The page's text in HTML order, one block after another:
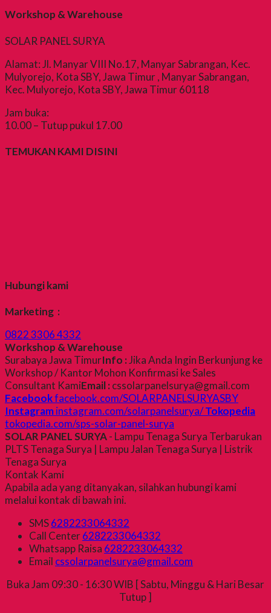
Workshop & Warehouse
SOLAR PANEL SURYA
Alamat: Jl. Manyar VIII No.17, Manyar Sabrangan, Kec.
Mulyorejo, Kota SBY, Jawa Timur , Manyar Sabrangan,
Kec. Mulyorejo, Kota SBY, Jawa Timur 60118
Jam buka:
10.00 – Tutup pukul 17.00
TEMUKAN KAMI DISINI
Hubungi kami
Marketing :
0822 3306 4332
Workshop & Warehouse
Surabaya Jawa TimurInfo :Jika Anda Ingin Berkunjung ke
Workshop / Kantor Mohon Konfirmasi ke Sales
Consultant KamiEmail : cssolarpanelsurya@gmail.com
Facebookfacebook.com/SOLARPANELSURYASBY
Instagraminstagram.com/solarpanelsurya/Tokopedia
tokopedia.com/sps-solar-panel-surya
SOLAR PANEL SURYA- Lampu Tenaga Surya Terbarukan
PLTS Tenaga Surya | Lampu Jalan Tenaga Surya | Listrik
Tenaga Surya
Kontak Kami
Apabila ada yang ditanyakan, silahkan hubungi kami
melalui kontak di bawah ini.
SMS6282233064332
Call Center6282233064332
Whatsapp Raisa 6282233064332
Email cssolarpanelsurya@gmail.com
Buka Jam 09:30 - 16:30 WIB [ Sabtu, Minggu & Hari Besar
Tutup ]